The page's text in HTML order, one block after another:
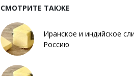
СМОТРИТЕ ТАКЖЕ
Иранское и индийское
Россию